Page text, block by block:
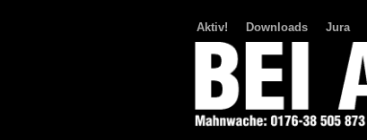
Aktiv! Downloads Jura